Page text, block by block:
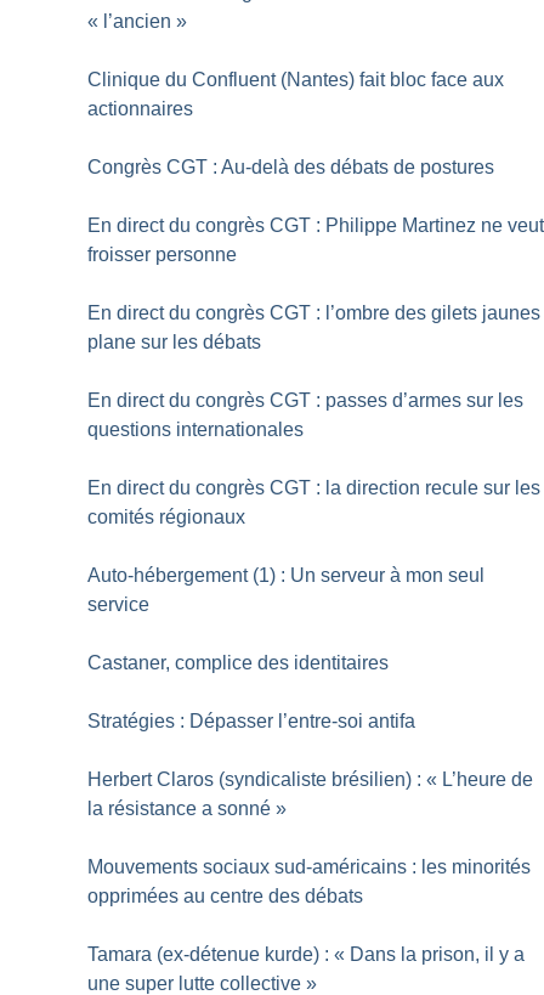
« l’ancien »
Clinique du Confluent (Nantes) fait bloc face aux
actionnaires
Congrès CGT : Au-delà des débats de postures
En direct du congrès CGT : Philippe Martinez ne veut
froisser personne
En direct du congrès CGT : l’ombre des gilets jaunes
plane sur les débats
En direct du congrès CGT : passes d’armes sur les
questions internationales
En direct du congrès CGT : la direction recule sur les
comités régionaux
Auto-hébergement (1) : Un serveur à mon seul
service
Castaner, complice des identitaires
Stratégies : Dépasser l’entre-soi antifa
Herbert Claros (syndicaliste brésilien) : « L’heure de
la résistance a sonné »
Mouvements sociaux sud-américains : les minorités
opprimées au centre des débats
Tamara (ex-détenue kurde) : « Dans la prison, il y a
une super lutte collective »